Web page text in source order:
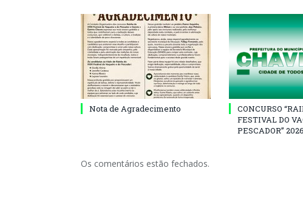
Nota de Agradecimento
CONCURSO
FESTIVAL DO
PESCADOR” 2026
Os comentários estão fechados.